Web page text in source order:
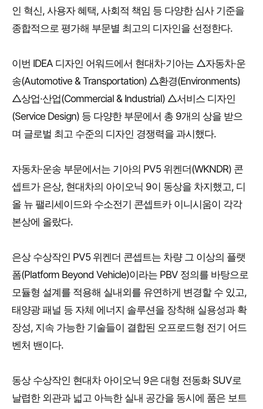
인 혁신, 사용자 혜택, 사회적 책임 등 다양한 심사 기준을
종합적으로 평가해 부문별 최고의 디자인을 선정한다.
이번 IDEA 디자인 어워드에서 현대차·기아는 △자동차·운
송(Automotive & Transportation) △환경(Environments)
△상업·산업(Commercial & Industrial) △서비스 디자인
(Service Design) 등 다양한 부문에서 총 9개의 상을 받으
며 글로벌 최고 수준의 디자인 경쟁력을 과시했다.
자동차·운송 부문에서는 기아의 PV5 위켄더(WKNDR) 콘
셉트가 은상, 현대차의 아이오닉 9이 동상을 차지했고, 디
올 뉴 팰리세이드와 수소전기 콘셉트카 이니시움이 각각
본상에 올랐다.
은상 수상작인 PV5 위켄더 콘셉트는 차량 그 이상의 플랫
폼(Platform Beyond Vehicle)이라는 PBV 정의를 바탕으로
모듈형 설계를 적용해 실내외를 유연하게 변경할 수 있고,
태양광 패널 등 자체 에너지 솔루션을 장착해 실용성과 확
장성, 지속 가능한 기술들이 결합된 오프로드형 전기 어드
벤처 밴이다.
동상 수상작인 현대차 아이오닉 9은 대형 전동화 SUV로
날렵한 외관과 넓고 아늑한 실내 공간을 동시에 품은 보트